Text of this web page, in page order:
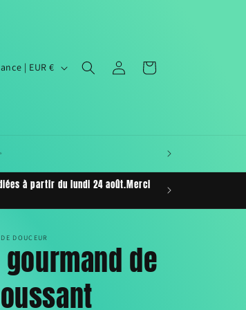
France | EUR € Connexion Panier
• Bain • Maquillage • Mystère •
à partir du lundi 24 août.Merci
DOUCEUR
de